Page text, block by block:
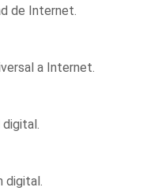
de Internet.
a Internet.
digital.